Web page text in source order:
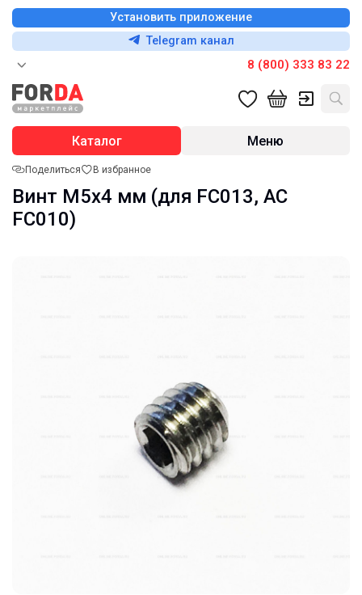
Установить приложение
Telegram канал
8 (800) 333 83 22
Каталог Меню
Поделиться В избранное
Винт М5х4 мм (для FC013, AC
FC010)